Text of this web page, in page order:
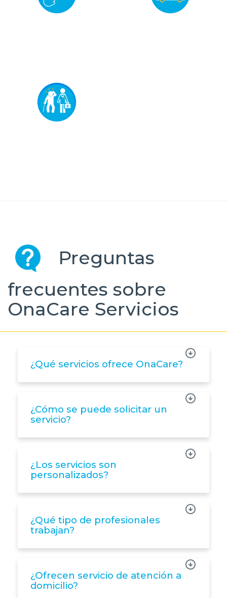
Preguntas
frecuentes sobre
OnaCare Servicios
¿Qué servicios ofrece OnaCare?
¿Cómo se puede solicitar un
servicio?
¿Los servicios son
personalizados?
¿Qué tipo de profesionales
trabajan?
¿Ofrecen servicio de atención a
domicilio?